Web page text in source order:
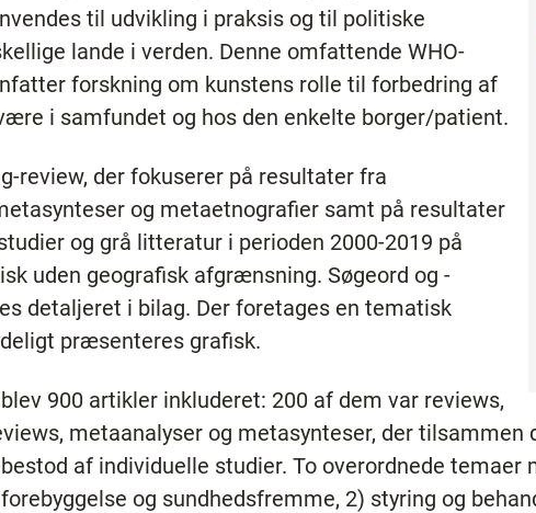
til udvikling i praksis og til politiske
lande i verden. Denne omfattende WHO-
forskning om kunstens rolle til forbedring af
i samfundet og hos den enkelte borger/patient.
review, der fokuserer på resultater fra
og metaetnografier samt på resultater
og grå litteratur i perioden 2000-2019 på
uden geografisk afgrænsning. Søgeord og -
detaljeret i bilag. Der foretages en tematisk
præsenteres grafisk.
900 artikler inkluderet: 200 af dem var reviews,
metaanalyser og metasynteser, der tilsammen
af individuelle studier. To overordnede temaer
og sundhedsfremme, 2) styring og